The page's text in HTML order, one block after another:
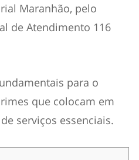
Maranhão, pelo
de Atendimento 116
para o
que colocam em
serviços essenciais.